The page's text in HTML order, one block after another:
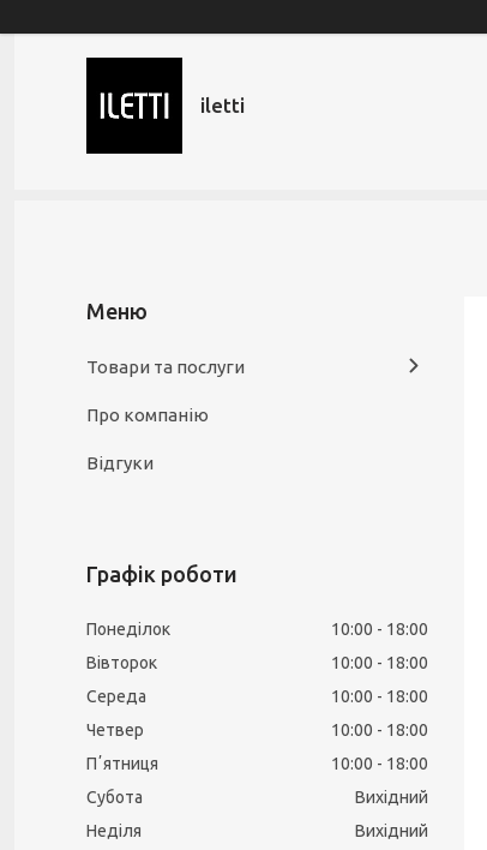
iletti
Товари та послуги
Про компанію
Відгуки
Графік роботи
Понеділок 10:00
18:00
Вівторок
10:00
18:00
Середа
10:00
18:00
Четвер
10:00
18:00
Пʼятниця
10:00
18:00
Субота
Вихідний
Неділя
Вихідний